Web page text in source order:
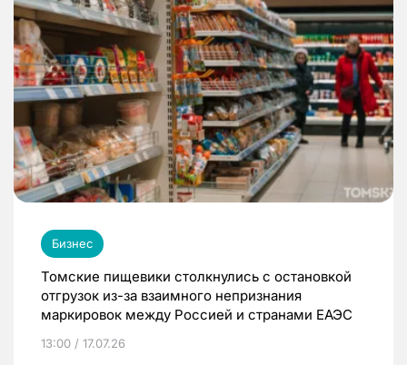
Бизнес
Томские пищевики столкнулись с остановкой
отгрузок из-за взаимного непризнания
маркировок между Россией и странами ЕАЭС
13:00 / 17.07.26